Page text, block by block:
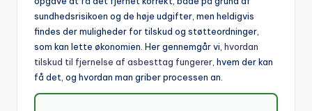
sundhedsrisikoen og de høje udgifter, men heldigvis
findes der muligheder for tilskud og støtteordninger,
som kan lette økonomien. Her gennemgår vi, hvordan
tilskud til fjernelse af asbesttag fungerer , hvem der kan
få det, og hvordan man griber processen an.